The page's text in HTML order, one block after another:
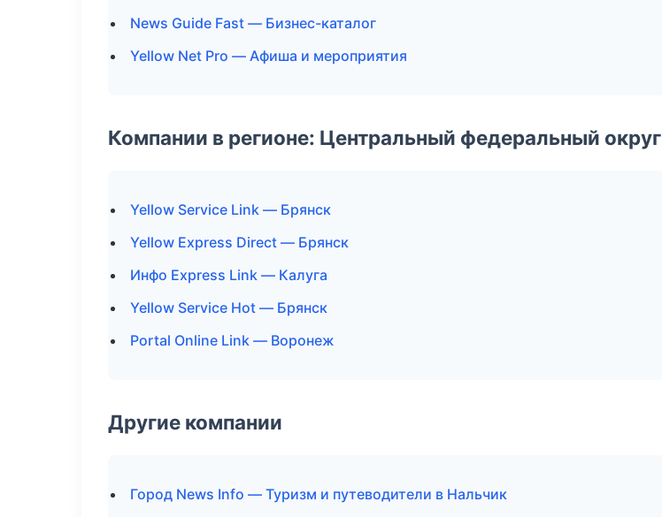
News Guide Fast — Бизнес-каталог
Yellow Net Pro — Афиша и мероприятия
Компании в регионе: Центральный федеральный округ
Yellow Service Link — Брянск
Yellow Express Direct — Брянск
Инфо Express Link — Калуга
Yellow Service Hot — Брянск
Portal Online Link — Воронеж
Другие компании
Город News Info — Туризм и путеводители в Нальчик